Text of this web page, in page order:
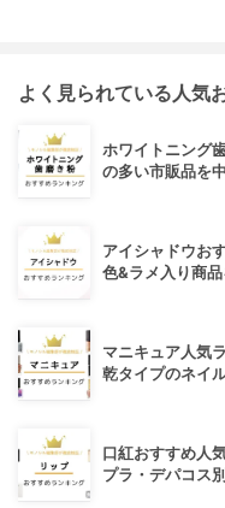
よく見られている人気
ホワイトニング
の多い市販品を
アイシャドウお
色&ラメ入り商品
マニキュア人気
乾タイプのネイ
口紅おすすめ人
プラ・デパコス